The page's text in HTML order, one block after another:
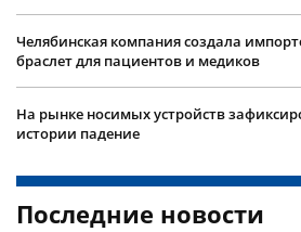
Челябинская компания создала
браслет для пациентов и медиков
На рынке носимых устройств
истории падение
Последние новости